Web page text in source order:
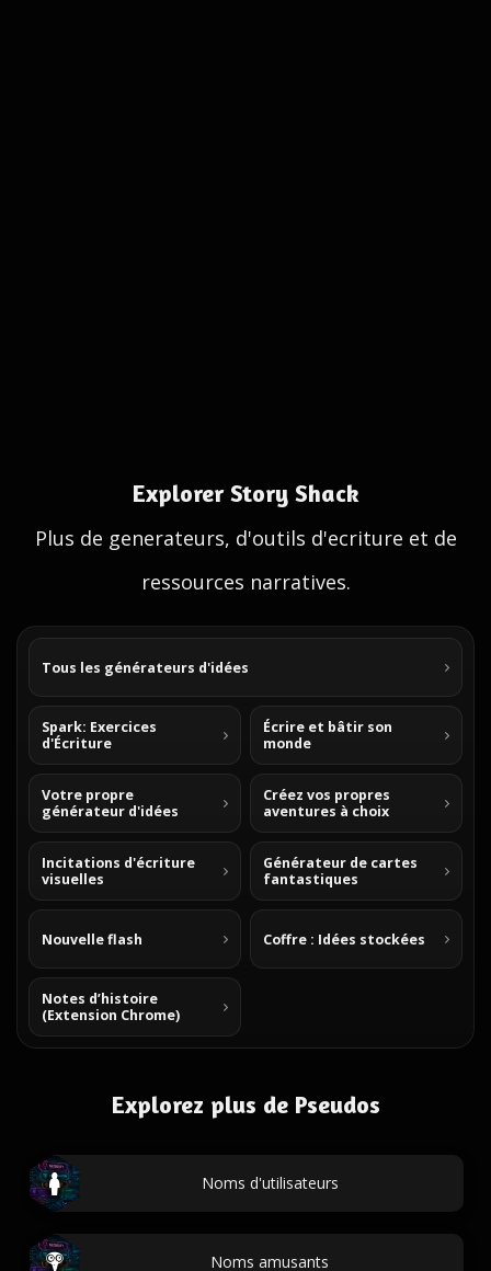
Explorer Story Shack
Plus de generateurs, d'outils d'ecriture et de
ressources narratives.
Tous les générateurs d'idées
Spark: Exercices
d'Écriture
Écrire et bâtir son
monde
Votre propre
générateur d'idées
Créez vos propres
aventures à choix
Incitations d'écriture
visuelles
Générateur de cartes
fantastiques
Nouvelle flash Coffre : Idées stockées
Notes d’histoire
(Extension Chrome)
Explorez plus de Pseudos
Noms d'utilisateurs
Noms amusants